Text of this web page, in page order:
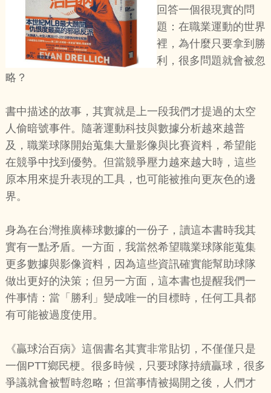
回答一個很現實的問
題：在職業運動的世界
裡，為什麼只要拿到勝
利，很多問題就會被忽
略？
書中描述的故事，其實就是上一段我們才提過的太空
人偷暗號事件。隨著運動科技與數據分析越來越普
及，職業球隊開始蒐集大量影像與比賽資料，希望能
在競爭中找到優勢。但當競爭壓力越來越大時，這些
原本用來提升表現的工具，也可能被推向更灰色的邊
界。
身為在台灣推廣棒球數據的一份子，讀這本書時我其
實有一點矛盾。一方面，我當然希望職業球隊能蒐集
更多數據與影像資料，因為這些資訊確實能幫助球隊
做出更好的決策；但另一方面，這本書也提醒我們一
件事情：當「勝利」變成唯一的目標時，任何工具都
有可能被過度使用。
《贏球治百病》這個書名其實非常貼切，不僅僅只是
一個PTT鄉民梗。很多時候，只要球隊持續贏球，很多
爭議就會被暫時忽略；但當事情被揭開之後，人們才